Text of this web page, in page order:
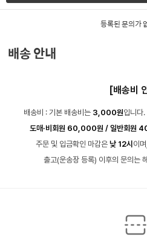
등록된 문의가
배송 안내
[배송비
배송비 : 기본 배송비는 3,000원입니다.
도매·비회원 60,000원 / 일반회원
주문 및 입금확인 마감은 낮 12시 이
출고(운송장 등록) 이후의 문의는